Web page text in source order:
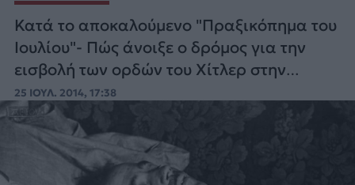
Κατά το αποκαλούμενο "Πραξικόπημα του
Ιουλίου"- Πώς άνοιξε ο δρόμος για την
εισβολή των ορδών του Χίτλερ στην
Αυστρία
25 ΙΟΥΛ. 2014, 17:38